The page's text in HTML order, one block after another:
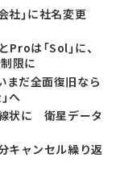
社」に社名変更
は「Sol」に、
限に
まだ全面復旧なら
へ
状に 衛星データ
キャンセル繰り返